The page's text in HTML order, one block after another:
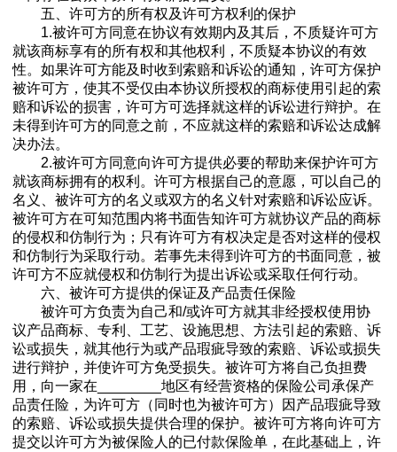
五、许可方的所有权及许可方权利的保护
1.被许可方同意在协议有效期内及其后，不质疑许可方
就该商标享有的所有权和其他权利，不质疑本协议的有效
性。如果许可方能及时收到索赔和诉讼的通知，许可方保护
被许可方，使其不受仅由本协议所授权的商标使用引起的索
赔和诉讼的损害，许可方可选择就这样的诉讼进行辩护。在
未得到许可方的同意之前，不应就这样的索赔和诉讼达成解
决办法。
2.被许可方同意向许可方提供必要的帮助来保护许可方
就该商标拥有的权利。许可方根据自己的意愿，可以自己的
名义、被许可方的名义或双方的名义针对索赔和诉讼应诉。
被许可方在可知范围内将书面告知许可方就协议产品的商标
的侵权和仿制行为；只有许可方有权决定是否对这样的侵权
和仿制行为采取行动。若事先未得到许可方的书面同意，被
许可方不应就侵权和仿制行为提出诉讼或采取任何行动。
六、被许可方提供的保证及产品责任保险
被许可方负责为自己和/或许可方就其非经授权使用协
议产品商标、专利、工艺、设施思想、方法引起的索赔、诉
讼或损失，就其他行为或产品瑕疵导致的索赔、诉讼或损失
进行辩护，并使许可方免受损失。被许可方将自己负担费
用，向一家在________地区有经营资格的保险公司承保产
品责任险，为许可方（同时也为被许可方）因产品瑕疵导致
的索赔、诉讼或损失提供合理的保护。被许可方将向许可方
提交以许可方为被保险人的已付款保险单，在此基础上，许